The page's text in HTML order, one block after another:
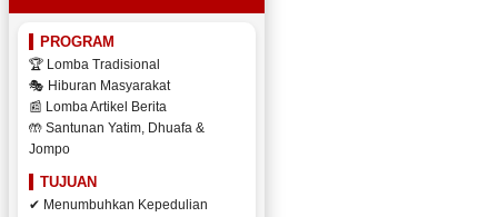
PROGRAM
🏆 Lomba Tradisional
🎭 Hiburan Masyarakat
📰 Lomba Artikel Berita
🤲 Santunan Yatim, Dhuafa &
Jompo
TUJUAN
✔ Menumbuhkan Kepedulian